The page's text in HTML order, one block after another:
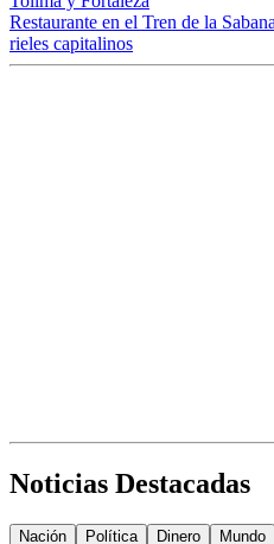
Restaurante en el Tren de la
rieles capitalinos
Noticias Destacadas
Nación Política Dinero Mundo